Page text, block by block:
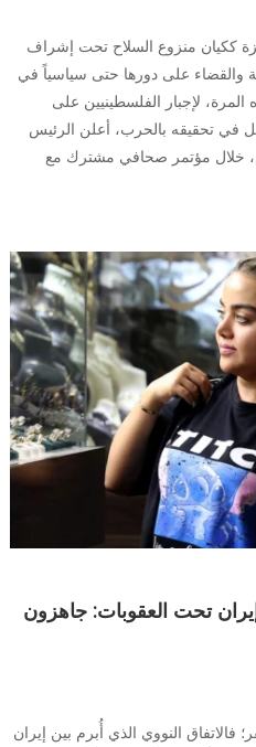
ككيان منزوع السلاح تحت إشراف
والقضاء على دورها حتى سياسياً في
لإجبار الفلسطينيين على
في تحقيقه بالحرب، أعلن الرئيس
خلال مؤتمر صحافي مشترك مع
تحت العقوبات: جاهزون
النووي الذي أُبرم بين إيران